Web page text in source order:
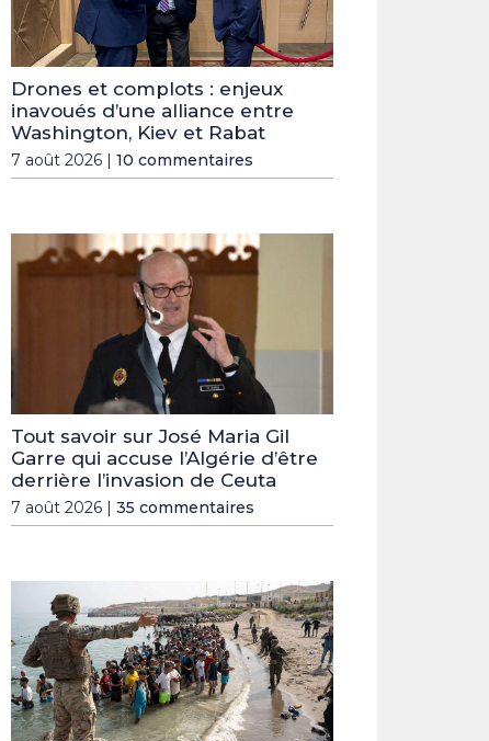
Drones et complots : enjeux
inavoués d’une alliance entre
Washington, Kiev et Rabat
7 août 2026 | 10 commentaires
Tout savoir sur José Maria Gil
Garre qui accuse l’Algérie d’être
derrière l’invasion de Ceuta
7 août 2026 | 35 commentaires